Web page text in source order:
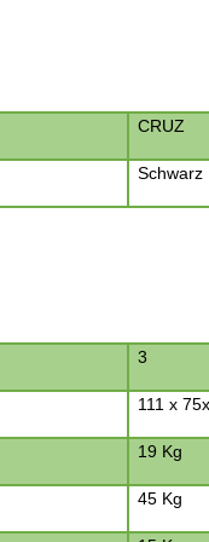
CRUZ
Schwarz
3
111 x
19 Kg
45 Kg